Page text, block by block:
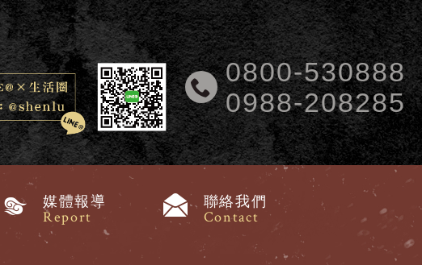
0800-530888
0988-208285
媒體報導
Report
聯絡我們
Contact